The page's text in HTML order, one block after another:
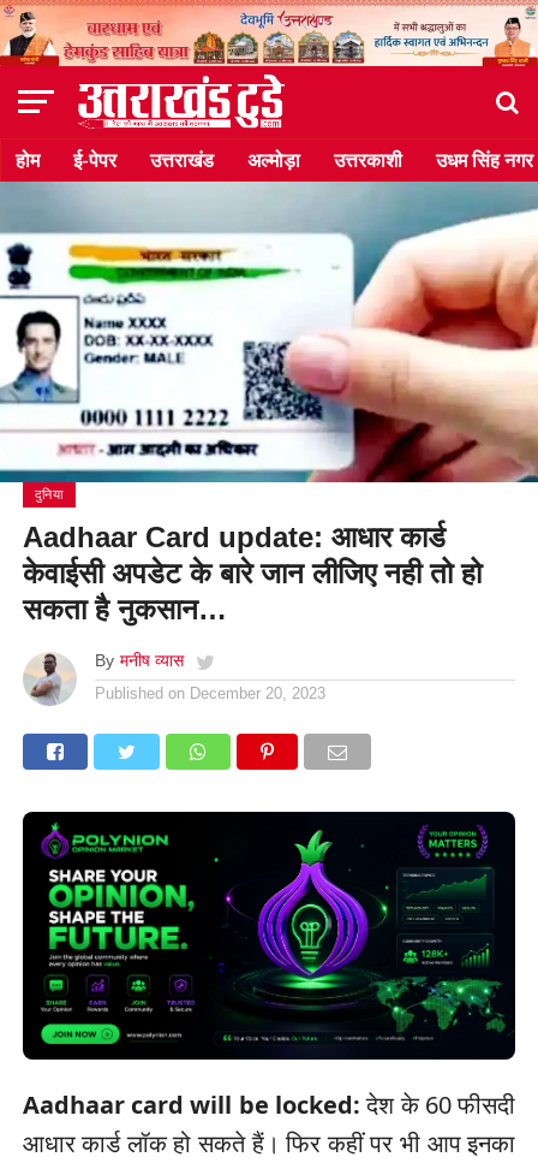
होम ई-पेपर उत्तराखंड अल्मोड़ा उत्तरकाशी उधम सिंह नगर
दुनिया
Aadhaar Card update: आधार कार्ड
केवाईसी अपडेट के बारे जान लीजिए नही तो हो
सकता है नुकसान…
By मनीष व्यास
Published on December 20, 2023
Aadhaar card will be locked:देश के 60 फीसदी
आधार कार्ड लॉक हो सकते हैं। फिर कहीं पर भी आप इनका